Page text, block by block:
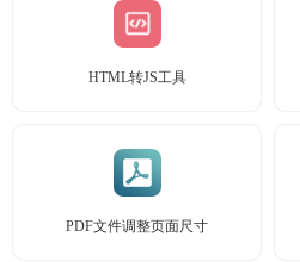
HTML转JS工具
PDF文件调整页面尺寸